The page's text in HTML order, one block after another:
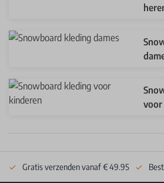
voor
Gratis verzenden vanaf € 49.95